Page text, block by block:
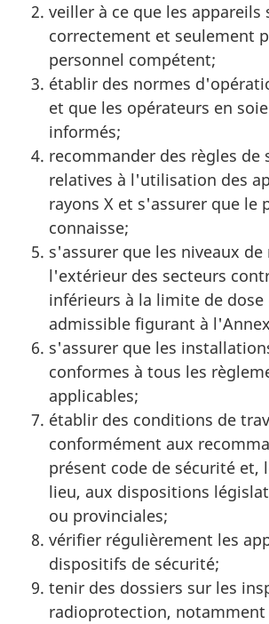
veiller à ce que les
correctement et seulement
personnel compétent;
établir des normes
et que les opérateurs en
informés;
recommander des règles de
relatives à l'utilisation des
rayons X et s'assurer que le
connaisse;
s'assurer que les niveaux
l'extérieur des secteurs
inférieurs à la limite de
admissible figurant à
s'assurer que les
conformes à tous les
applicables;
établir des conditions de
conformément aux
présent code de sécurité et,
lieu, aux dispositions
ou provinciales;
vérifier régulièrement les
dispositifs de sécurité;
tenir des dossiers sur les
radioprotection, notamment